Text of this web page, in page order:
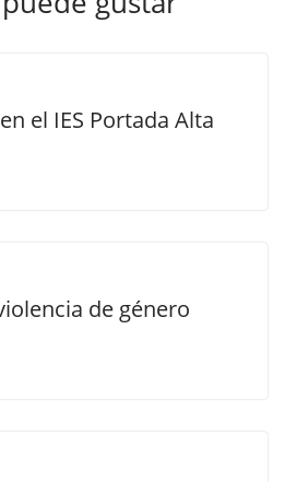
el IES Portada Alta
de género